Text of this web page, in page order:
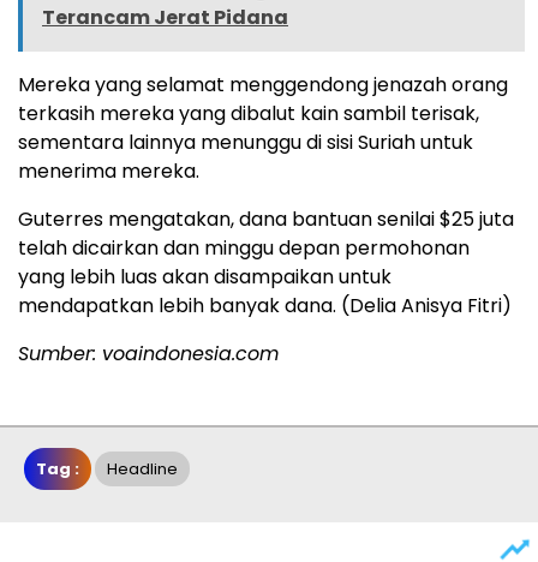
Terancam Jerat Pidana
Mereka yang selamat menggendong jenazah orang
terkasih mereka yang dibalut kain sambil terisak,
sementara lainnya menunggu di sisi Suriah untuk
menerima mereka.
Guterres mengatakan, dana bantuan senilai $25 juta
telah dicairkan dan minggu depan permohonan
yang lebih luas akan disampaikan untuk
mendapatkan lebih banyak dana. (Delia Anisya Fitri)
Sumber: voaindonesia.com
Tag : Headline